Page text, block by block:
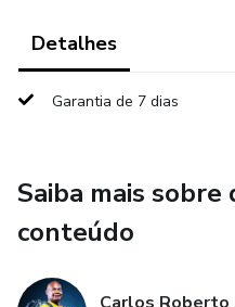
Detalhes
Garantia de 7 dias
Saiba mais sobre
conteúdo